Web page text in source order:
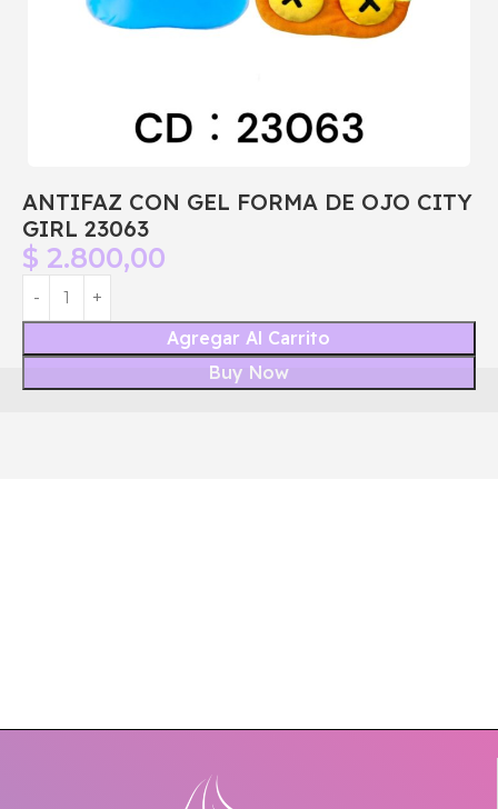
ANTIFAZ CON GEL FORMA DE OJO CITY
GIRL 23063
$ 2.800,00
Agregar Al Carrito
Buy Now